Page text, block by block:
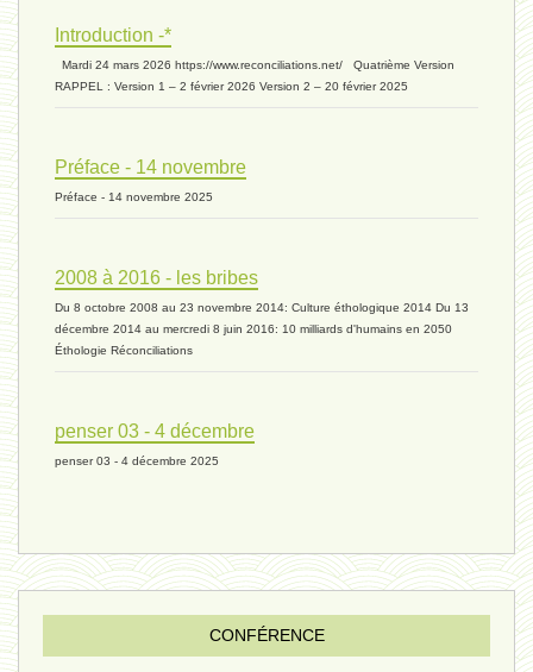
biomasse - 10 mai 2024*
univers 11 - 28 mars 2024*
penser 01 - 9 février 2024 *
Introduction -*
Mardi 24 mars 2026 https://www.reconciliations.net/ Quatrième Version
RAPPEL : Version 1 – 2 février 2026 Version 2 – 20 février 2025
Préface - 14 novembre
Préface - 14 novembre 2025
2008 à 2016 - les bribes
Du 8 octobre 2008 au 23 novembre 2014: Culture éthologique 2014 Du 13
décembre 2014 au mercredi 8 juin 2016: 10 milliards d'humains en 2050
Éthologie Réconciliations
penser 03 - 4 décembre
penser 03 - 4 décembre 2025
CONFÉRENCE